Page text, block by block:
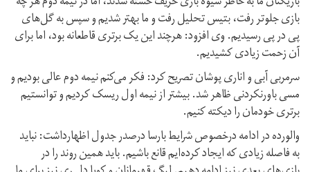
بازی جلوتر رفت، بتیس تحلیل رفت و ما بهتر شدیم و سپس به گل‌های
پی در پی رسیدیم. وی افزود: هرچند این یک برتری قاطعانه بود، اما برای
آن زحمت زیادی کشیدیم.
سرمربی آبی و اناری پوشان تصریح کرد: فکر می‌کنم نیمه دوم عالی بودیم و
مسی باورنکردنی ظاهر شد. بیشتر از نیمه اول ریسک کردیم و توانستیم
برتری خودمان را دیکته کنیم.
والورده در ادامه درخصوص شرایط بارسا درصدر جدول اظهارداشت: نباید
به فاصله زیادی که ایجاد کرده‌ایم قانع باشیم. باید همین روند را در